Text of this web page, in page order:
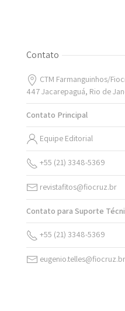
Contato
CTM Farmanguinhos/
447 Jacarepaguá, Rio de
Contato Principal
Equipe Editorial
+55 (21) 3348-5369
revistafitos@fiocruz.br
Contato para Suporte
+55 (21) 3348-5369
eugenio.telles@fiocruz.br